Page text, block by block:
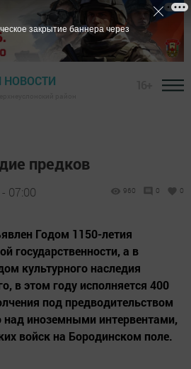
НОВОСТИ
предков
07:00 960 0 0
Годом 1150-летия
государственности, а в
культурного наследия
в этом году исполняется 400
под предводительством
иноземными интервентами,
войск на Бородинском поле.
закрытие баннера через